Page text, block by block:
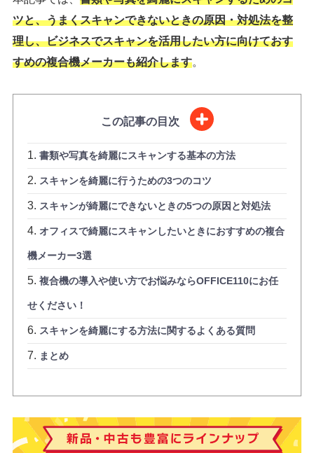
ツと、うまくスキャンできないときの原因・対処法を整
理し、ビジネスでスキャンを活用したい方に向けておす
すめの複合機メーカーも紹介します。
この記事の目次
書類や写真を綺麗にスキャンする基本の方法
スキャンを綺麗に行うための3つのコツ
スキャンが綺麗にできないときの5つの原因と対処法
オフィスで綺麗にスキャンしたいときにおすすめの複合
機メーカー3選
複合機の導入や使い方でお悩みならOFFICE110にお任
せください！
スキャンを綺麗にする方法に関するよくある質問
まとめ